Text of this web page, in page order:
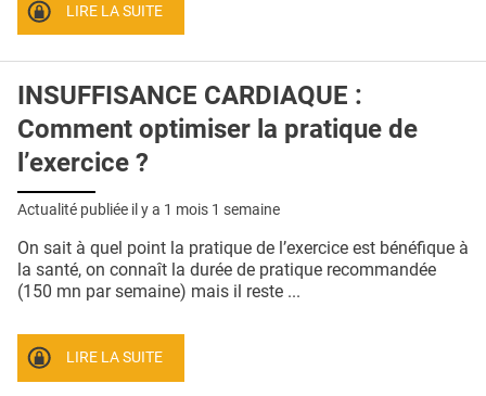
LIRE LA SUITE
INSUFFISANCE CARDIAQUE :
Comment optimiser la pratique de
l’exercice ?
Actualité publiée il y a 1 mois 1 semaine
On sait à quel point la pratique de l’exercice est bénéfique à
la santé, on connaît la durée de pratique recommandée
(150 mn par semaine) mais il reste ...
LIRE LA SUITE